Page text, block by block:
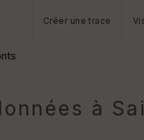
Créer une trace
à